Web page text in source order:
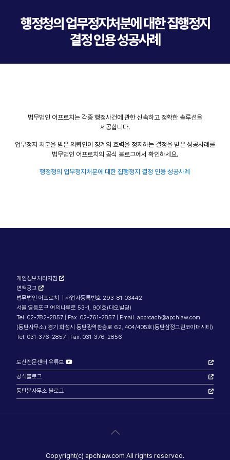
행정청의 업무정지처분에 대한 집행정지
결정 인용 성공사례
법무법인 어프로치는 각종 행정사건에 관한 신속하고 정확한 솔루션을
제공합니다.
업무정지 처분을 받은 의뢰인이 징계의 효력을 정지하는 결정을 받은 성공사례를
법무법인 어프로치의 공식 블로그에서 확인하세요.
행정청의 업무정지처분에 대한 집행정지 결정 인용 성공사례
개인정보처리지침
면책공고
법무법인 어프로치 | 사업자등록번호 293-81-03442
서울 영등포구 여의나루로 53-1, 901호(대오빌딩)
Tel. 02-782-2857 | Fax. 02-761-2857 | Email. approach@apchlaw.com
(동탄사무소) 경기 화성시 동탄광역환승로 62, 404/405호(동탄삼정그린코아더시티)
Tel. 031-376-2857 | Fax. 031-376-2856
도산전문센터 유튜브
공식블로그
동탄분사무소 블로그
Copyright(c) apchlaw.com All rights reserved.